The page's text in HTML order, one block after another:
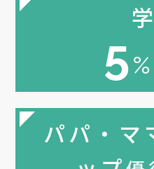
5
パパ・マ